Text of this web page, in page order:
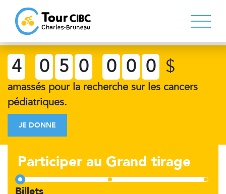
4 0 5 0 0 0 0 $
amassés pour la recherche sur les cancers
pédiatriques.
JE DONNE
Participer au Grand tirage